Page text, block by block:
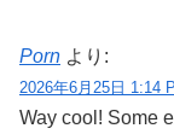
Porn より:
2026年6月25日 1:14
Way cool! Some